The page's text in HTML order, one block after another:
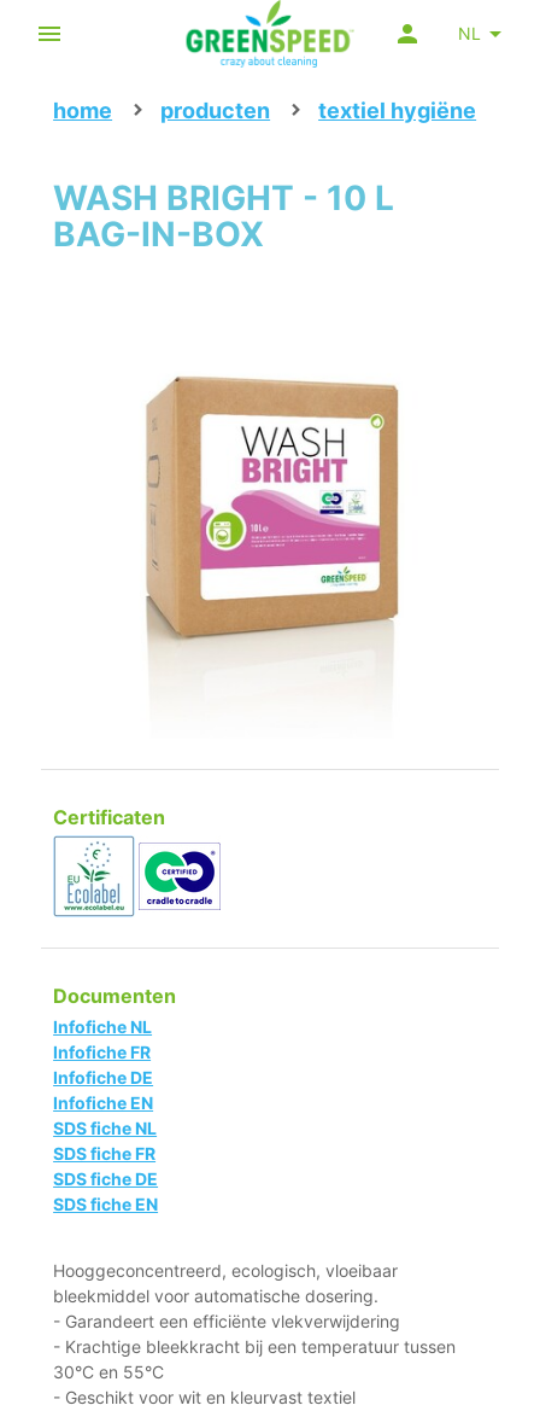
NL
home producten textiel hygiëne
WASH BRIGHT - 10 L
BAG-IN-BOX
Certificaten
Documenten
Infofiche NL
Infofiche FR
Infofiche DE
Infofiche EN
SDS fiche NL
SDS fiche FR
SDS fiche DE
SDS fiche EN
Hooggeconcentreerd, ecologisch, vloeibaar
bleekmiddel voor automatische dosering.
- Garandeert een efficiënte vlekverwijdering
- Krachtige bleekkracht bij een temperatuur tussen
30°C en 55°C
- Geschikt voor wit en kleurvast textiel